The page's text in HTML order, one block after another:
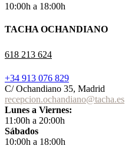
10:00h a 18:00h
TACHA OCHANDIANO
618 213 624
+34 913 076 829
C/ Ochandiano 35, Madrid
recepcion.ochandiano@tacha.es
Lunes a Viernes:
11:00h a 20:00h
Sábados
10:00h a 18:00h